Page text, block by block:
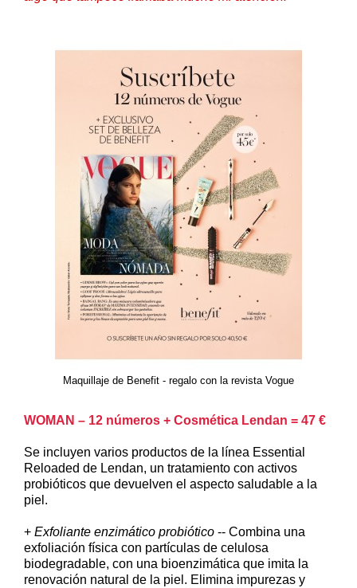
Maquillaje de Benefit - regalo con la revista Vogue
WOMAN – 12 números + Cosmética Lendan = 47 €
Se incluyen varios productos de la línea Essential
Reloaded de Lendan, un tratamiento con activos
probióticos que devuelven el aspecto saludable a la
piel.
+ Exfoliante enzimático probiótico -- Combina una
exfoliación física con partículas de celulosa
biodegradable, con una bioenzimática que imita la
renovación natural de la piel. Elimina impurezas y